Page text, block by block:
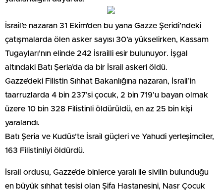
İSRAİL’İN GAZZE’YE AKINLARINDA SON DURUM
Hamas’ın silahlı kanadı İzzeddin el-Kassam Tugayları, 7
Ekim sabahı, İsrail’in “Filistinlilere ve başta Mescid-i Aksa
olmak üzere kutsal kıymetlerine yönelik daima ihlallerine
karşılık verme” gerekçesiyle kapsamlı taarruz düzenlerken,
İsrail ordusu da Gazze Şeridi’ne ağır hava bombardımanı
başlattı.
İsrail, Gazze’den düzenlenen hücumlarda 315’i asker